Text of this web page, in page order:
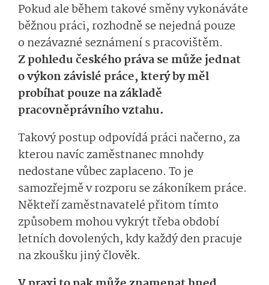
Pokud ale během takové směny vykonáváte
běžnou práci, rozhodně se nejedná pouze
o nezávazné seznámení s pracovištěm.
Z pohledu českého práva se může jednat
o výkon závislé práce, který by měl
probíhat pouze na základě
pracovněprávního vztahu.
Takový postup odpovídá práci načerno, za
kterou navíc zaměstnanec mnohdy
nedostane vůbec zaplaceno. To je
samozřejmě v rozporu se zákoníkem práce.
Někteří zaměstnavatelé přitom tímto
způsobem mohou vykrýt třeba období
letních dovolených, kdy každý den pracuje
na zkoušku jiný člověk.